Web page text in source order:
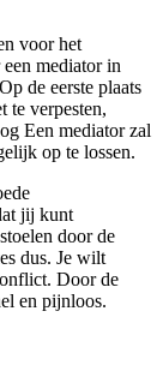
voor het
mediator in
de eerste plaats
te verpesten,
Een mediator zal
op te lossen.
jij kunt
door de
dus. Je wilt
Door de
en pijnloos.